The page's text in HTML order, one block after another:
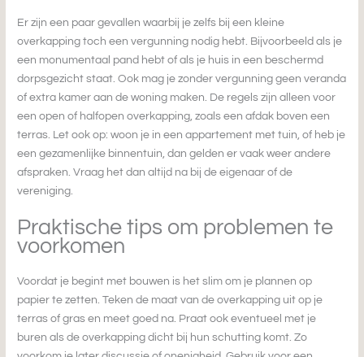
Er zijn een paar gevallen waarbij je zelfs bij een kleine
overkapping toch een vergunning nodig hebt. Bijvoorbeeld als je
een monumentaal pand hebt of als je huis in een beschermd
dorpsgezicht staat. Ook mag je zonder vergunning geen veranda
of extra kamer aan de woning maken. De regels zijn alleen voor
een open of halfopen overkapping, zoals een afdak boven een
terras. Let ook op: woon je in een appartement met tuin, of heb je
een gezamenlijke binnentuin, dan gelden er vaak weer andere
afspraken. Vraag het dan altijd na bij de eigenaar of de
vereniging.
Praktische tips om problemen te
voorkomen
Voordat je begint met bouwen is het slim om je plannen op
papier te zetten. Teken de maat van de overkapping uit op je
terras of gras en meet goed na. Praat ook eventueel met je
buren als de overkapping dicht bij hun schutting komt. Zo